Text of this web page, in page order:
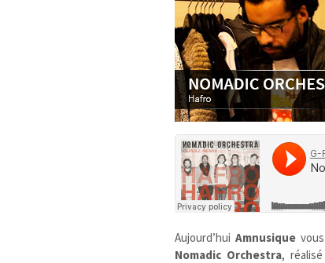
Aujourd’huiAmnusique
Nomadic Orchestra,